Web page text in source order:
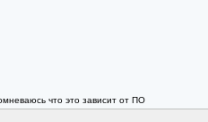
что это зависит от ПО